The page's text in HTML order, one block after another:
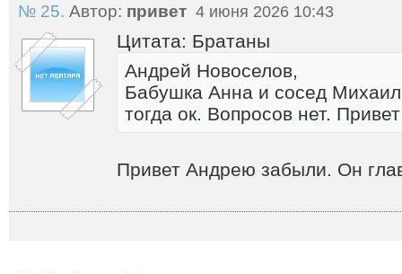
№ 25. Автор: привет 4 июня 2026 10:43
Цитата: Братаны
Андрей Новоселов,
Бабушка Анна и сосед
тогда ок. Вопросов нет.
Привет Андрею забыли. Он